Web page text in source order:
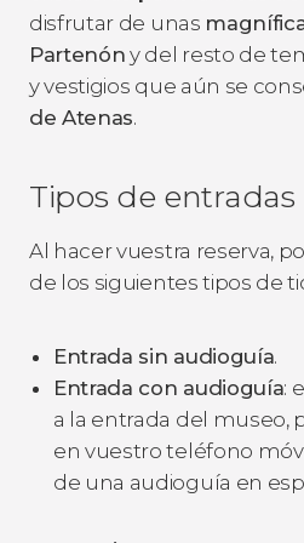
disfrutar de unas
Partenón y del resto de
y vestigios que aún se
de Atenas.
Tipos de entradas
Al hacer vuestra reserva,
de los siguientes tipos de
Entrada sin audioguía.
Entrada con audioguía:
a la entrada del museo,
en vuestro teléfono
de una audioguía en